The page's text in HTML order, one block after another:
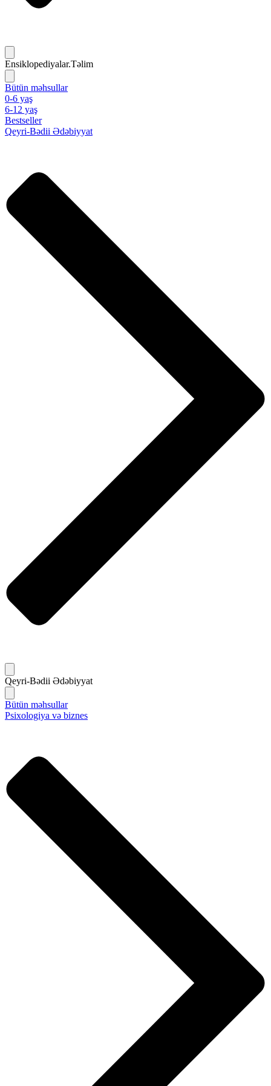
Ensiklopediyalar.Təlim
Bütün məhsullar
0-6 yaş
6-12 yaş
Bestseller
Qeyri-Bədii Ədəbiyyat
Qeyri-Bədii Ədəbiyyat
Bütün məhsullar
Psixologiya və biznes